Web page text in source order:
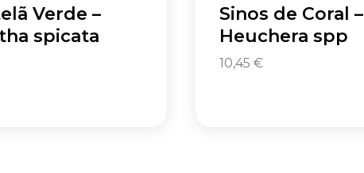
Verde –
spicata
Sinos de Coral –
Heuchera spp
10,45 €